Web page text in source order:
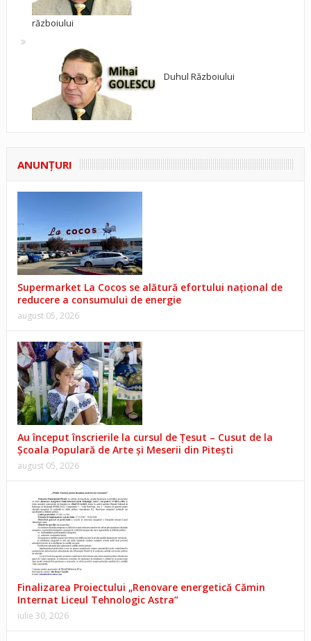
războiului
Duhul Războiului
ANUNŢURI
Supermarket La Cocos se alătură efortului național de
reducere a consumului de energie
august 05, 2026
Au început înscrierile la cursul de Țesut – Cusut de la
Școala Populară de Arte și Meserii din Pitești
august 05, 2026
Finalizarea Proiectului „Renovare energetică Cămin
Internat Liceul Tehnologic Astra”
iulie 30, 2026